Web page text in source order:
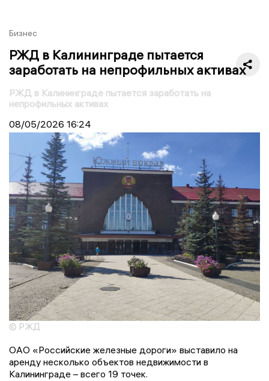
Бизнес
РЖД в Калининграде пытается
заработать на непрофильных активах
РЖД в Калининграде пытается заработать на
непрофильных активах
08/05/2026 16:24
© РЖД
ОАО «Российские железные дороги» выставило на
аренду несколько объектов недвижимости в
Калининграде – всего 19 точек.